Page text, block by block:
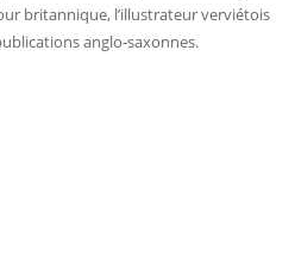
britannique, l’illustrateur verviétois
anglo-saxonnes.